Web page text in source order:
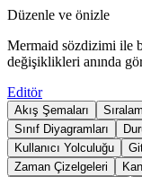
Düzenle ve önizle
Mermaid sözdizimi ile
değişiklikleri anında
Editör
Akış Şemaları
Sınıf Diyagramları
Kullanıcı Yolculuğu
Zaman Çizelgeleri